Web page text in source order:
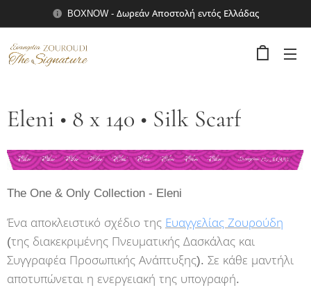
BOXNOW - Δωρεάν Αποστολή εντός Ελλάδας
Eleni • 8 x 140 • Silk Scarf
The One & Only Collection - Eleni
Ένα αποκλειστικό σχέδιο της Ευαγγελίας Ζουρούδη
(της διακεκριμένης Πνευματικής Δασκάλας και
Συγγραφέα Προσωπικής Ανάπτυξης). Σε κάθε μαντήλι
αποτυπώνεται η ενεργειακή της υπογραφή.